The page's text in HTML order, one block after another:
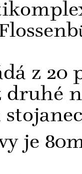
z
druhé
je